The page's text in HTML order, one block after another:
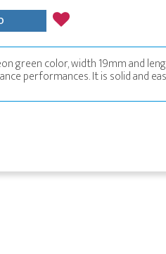
green color, width 19mm and
performances. It is solid and